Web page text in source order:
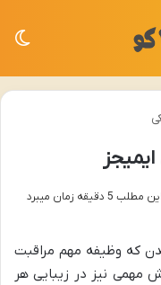
دقیقه زمان میبرد
که وظیفه مهم مراقبت
مهمی نیز در زیبایی هر